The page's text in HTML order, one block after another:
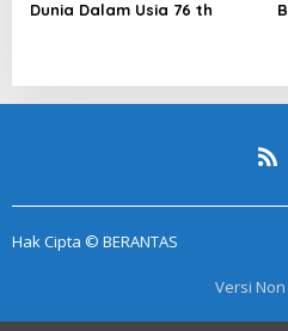
Dunia Dalam Usia 76 th
Hak Cipta © BERANTAS
Versi Non